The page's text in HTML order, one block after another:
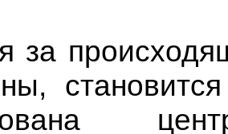
за